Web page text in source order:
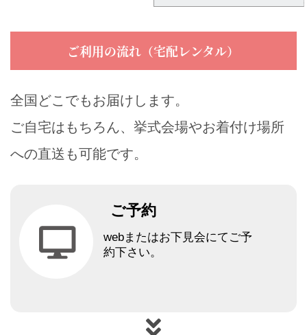
ご利用の流れ（宅配レンタル）
全国どこでもお届けします。
ご自宅はもちろん、挙式会場やお着付け場所
への直送も可能です。
ご予約
webまたはお下見会にてご予
約下さい。